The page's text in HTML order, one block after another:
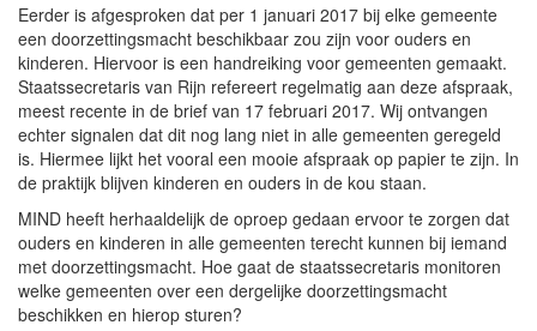
Eerder is afgesproken dat per 1 januari 2017 bij elke gemeente
een doorzettingsmacht beschikbaar zou zijn voor ouders en
kinderen. Hiervoor is een handreiking voor gemeenten gemaakt.
Staatssecretaris van Rijn refereert regelmatig aan deze afspraak,
meest recente in de brief van 17 februari 2017. Wij ontvangen
echter signalen dat dit nog lang niet in alle gemeenten geregeld
is. Hiermee lijkt het vooral een mooie afspraak op papier te zijn. In
de praktijk blijven kinderen en ouders in de kou staan.
MIND heeft herhaaldelijk de oproep gedaan ervoor te zorgen dat
ouders en kinderen in alle gemeenten terecht kunnen bij iemand
met doorzettingsmacht. Hoe gaat de staatssecretaris monitoren
welke gemeenten over een dergelijke doorzettingsmacht
beschikken en hierop sturen?